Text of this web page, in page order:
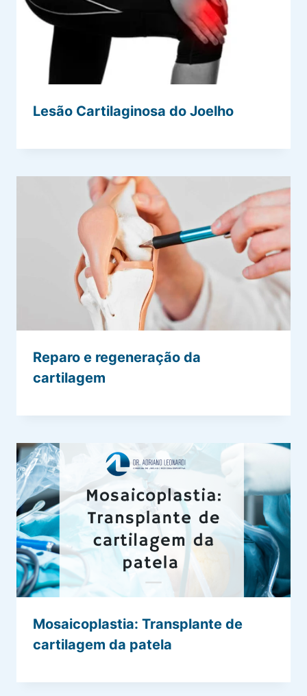
Lesão Cartilaginosa do Joelho
Reparo e regeneração da
cartilagem
Mosaicoplastia: Transplante de
cartilagem da patela